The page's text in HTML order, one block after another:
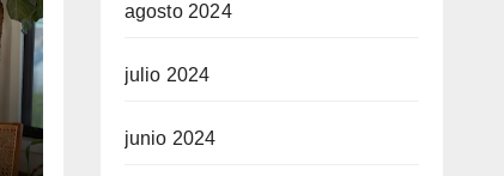
agosto 2024
julio 2024
junio 2024